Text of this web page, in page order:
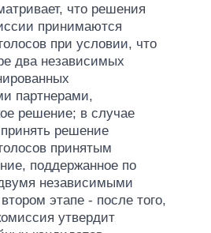
что решения
принимаются
при условии, что
два независимых
партнерами,
решение; в случае
решение
принятым
поддержанное по
независимыми
этапе - после того,
утвердит